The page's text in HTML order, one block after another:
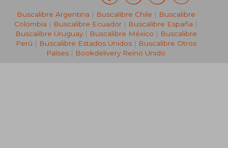
Buscalibre Argentina | Buscalibre Chile | Buscalibre
Colombia | Buscalibre Ecuador | Buscalibre España |
Buscalibre Uruguay| Buscalibre México | Buscalibre
Perú | Buscalibre Estados Unidos| Buscalibre Otros
Países | Bookdelivery Reino Unido